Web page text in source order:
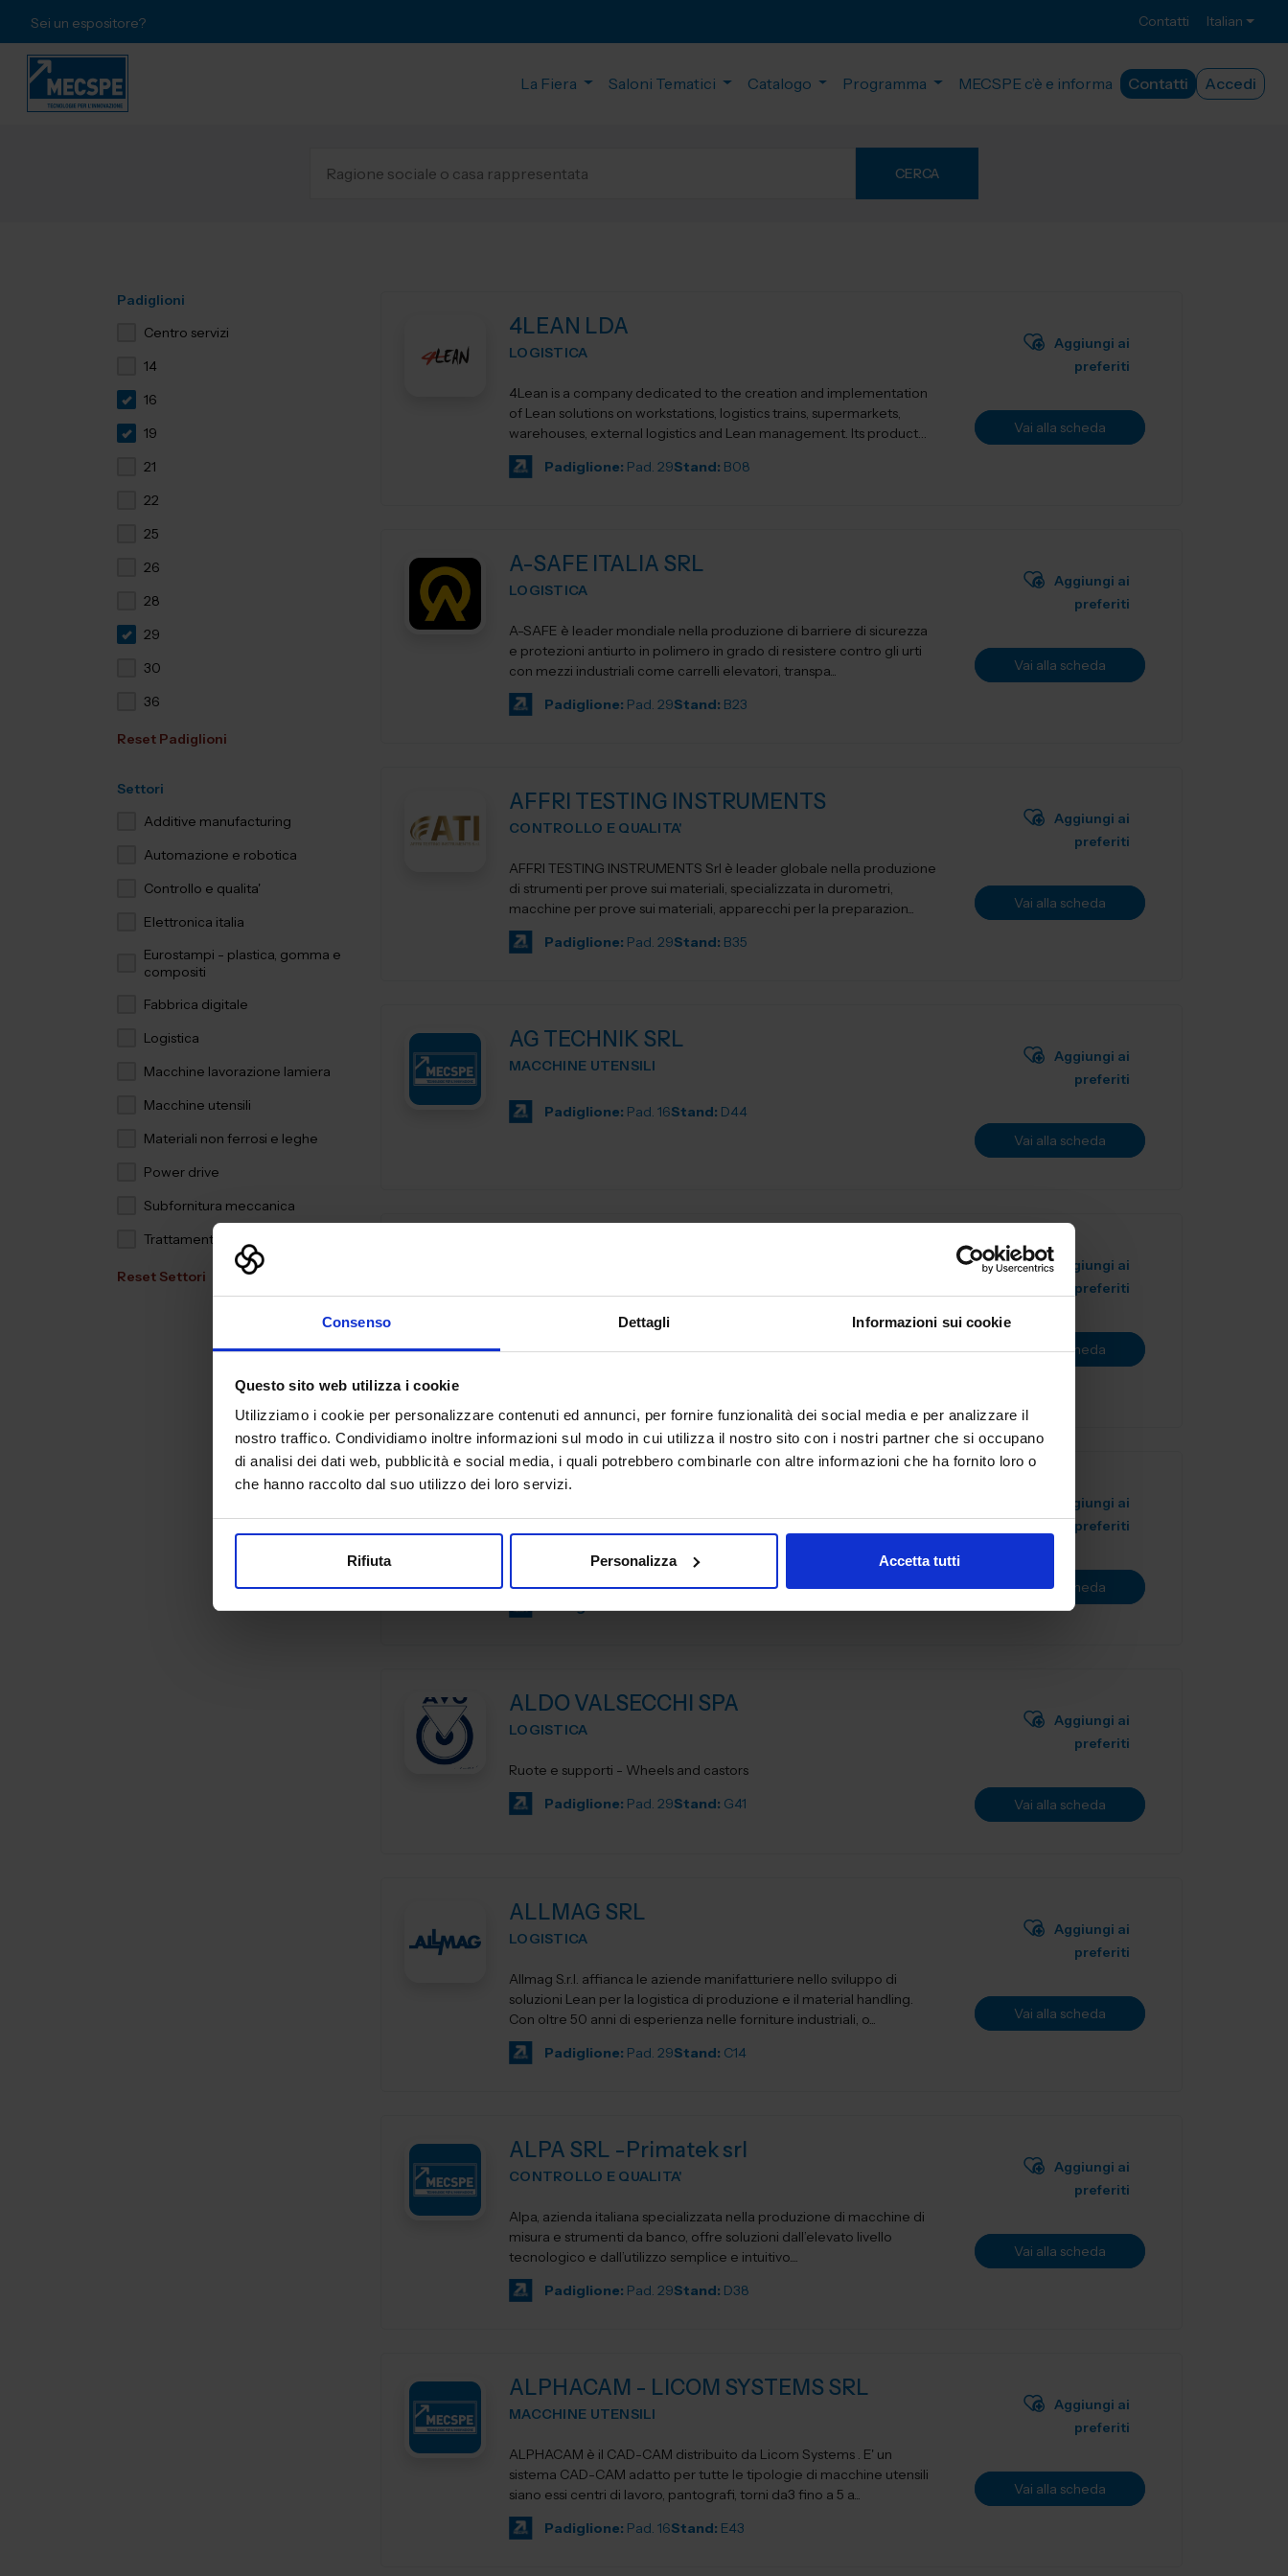
Consenso Dettagli Informazioni sui cookie
Questo sito web utilizza i cookie
Utilizziamo i cookie per personalizzare contenuti ed annunci, per fornire funzionalità dei social media e per analizzare il
nostro traffico. Condividiamo inoltre informazioni sul modo in cui utilizza il nostro sito con i nostri partner che si occupano
di analisi dei dati web, pubblicità e social media, i quali potrebbero combinarle con altre informazioni che ha fornito loro o
che hanno raccolto dal suo utilizzo dei loro servizi.
Rifiuta Personalizza Accetta tutti
Sei un espositore? Contatti Italian
La Fiera Saloni Tematici Catalogo Programma MECSPE c’è e informa Contatti Accedi
CERCA
Padiglioni
Centro servizi
14
16
19
21
22
25
26
28
29
30
36
Reset Padiglioni
Settori
Additive manufacturing
Automazione e robotica
Controllo e qualita'
Elettronica italia
Eurostampi - plastica, gomma e
compositi
Fabbrica digitale
Logistica
Macchine lavorazione lamiera
Macchine utensili
Materiali non ferrosi e leghe
Power drive
Subfornitura meccanica
Trattamenti e finiture
Reset Settori
4LEAN LDA
LOGISTICA
4Lean is a company dedicated to the creation and implementation
of Lean solutions on workstations, logistics trains, supermarkets,
warehouses, external logistics and Lean management. Its product
ca...
Padiglione: Pad. 29Stand: B08
Aggiungi ai
preferiti
Vai alla scheda
A-SAFE ITALIA SRL
LOGISTICA
A-SAFE è leader mondiale nella produzione di barriere di sicurezza
e protezioni antiurto in polimero in grado di resistere contro gli urti
con mezzi industriali come carrelli elevatori, transpa...
Padiglione: Pad. 29Stand: B23
Aggiungi ai
preferiti
Vai alla scheda
AFFRI TESTING INSTRUMENTS
CONTROLLO E QUALITA'
AFFRI TESTING INSTRUMENTS Srl è leader globale nella produzione
di strumenti per prove sui materiali, specializzata in durometri,
macchine per prove sui materiali, apparecchi per la preparazion...
Padiglione: Pad. 29Stand: B35
Aggiungi ai
preferiti
Vai alla scheda
AG TECHNIK SRL
MACCHINE UTENSILI
Padiglione: Pad. 16Stand: D44
Aggiungi ai
preferiti
Vai alla scheda
Benvenuti alla celebrazione del nostro 70° anniversario! In qualità di
pionieri nella produzione a elettroerosione, siamo orgogliosi di
essere protagonisti di una ricca storia e fautori di...
Aggiungi ai
preferiti
Vai alla scheda
ALBERTI UMBERTO SRL
Da oltre 45 anni Alberti Umberto s.r.l. è leader mondiale nella
progettazione e costruzione di teste angolari di alta qualità
Padiglione:Pad. 16Stand:A06
Aggiungi ai
preferiti
Vai alla scheda
ALDO VALSECCHI SPA
LOGISTICA
Ruote e supporti - Wheels and castors
Padiglione: Pad. 29Stand: G41
Aggiungi ai
preferiti
Vai alla scheda
ALLMAG SRL
LOGISTICA
Allmag S.r.l. affianca le aziende manifatturiere nello sviluppo di
soluzioni Lean per la logistica di produzione e il material handling.
Con oltre 50 anni di esperienza nelle forniture industriali, o...
Padiglione: Pad. 29Stand: C14
Aggiungi ai
preferiti
Vai alla scheda
ALPA SRL -Primatek srl
CONTROLLO E QUALITA'
Alpa, azienda italiana specializzata nella produzione di macchine di
misura e strumenti da banco, offre soluzioni dall’elevato livello
tecnologico e dall’utilizzo semplice e intuitivo....
Padiglione: Pad. 29Stand: D38
Aggiungi ai
preferiti
Vai alla scheda
ALPHACAM - LICOM SYSTEMS SRL
MACCHINE UTENSILI
ALPHACAM è il CAD-CAM distribuito da Licom Systems . E' un
sistema CAD-CAM adatto per tutte le tipologie di macchine utensili
siano essi centri di lavoro, pantografi, torni da3 fino a 5 a...
Padiglione: Pad. 16Stand: E43
Aggiungi ai
preferiti
Vai alla scheda